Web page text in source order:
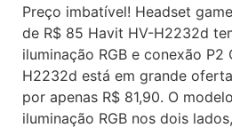
Preço imbatível! Headset
de R$ 85 Havit HV-H2232d
iluminação RGB e conexão
H2232d está em grande
por apenas R$ 81,90. O
iluminação RGB nos dois